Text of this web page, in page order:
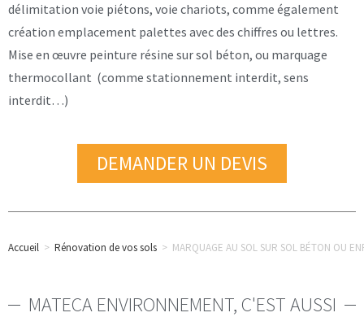
délimitation voie piétons, voie chariots, comme également
création emplacement palettes avec des chiffres ou lettres.
Mise en œuvre peinture résine sur sol béton, ou marquage
thermocollant (comme stationnement interdit, sens
interdit…)
DEMANDER UN DEVIS
Accueil > Rénovation de vos sols > MARQUAGE AU SOL SUR SOL BÉTON OU
MATECA ENVIRONNEMENT, C'EST AUSSI